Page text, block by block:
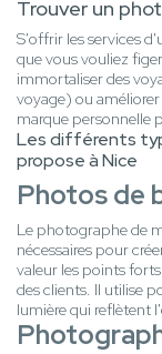
Trouver un
S'offrir les services
que vous vouliez
immortaliser des
voyage) ou
marque personnelle
Les différents
propose à Nice
Photos de
Le photographe de
nécessaires pour
valeur les points
des clients. Il utilise
lumière qui reflètent